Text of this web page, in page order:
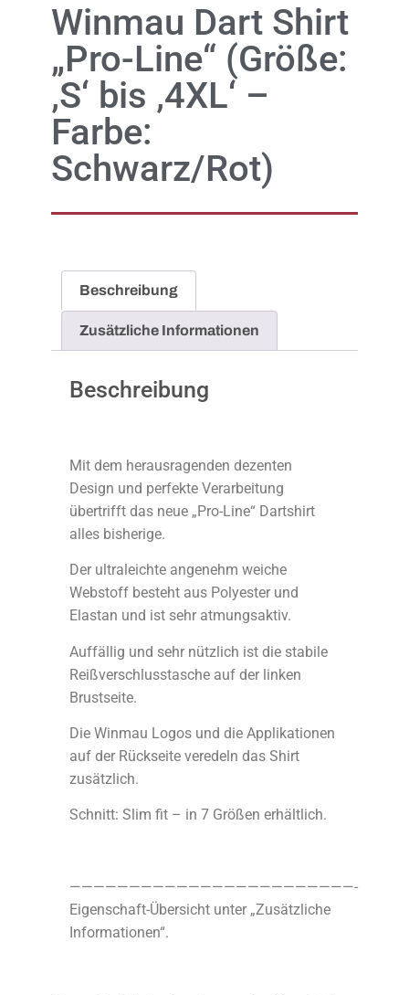
Winmau Dart Shirt
„Pro-Line“ (Größe:
‚S‘ bis ‚4XL‘ –
Farbe:
Schwarz/Rot)
Beschreibung
Zusätzliche Informationen
Beschreibung
Mit dem herausragenden dezenten
Design und perfekte Verarbeitung
übertrifft das neue „Pro-Line“ Dartshirt
alles bisherige.
Der ultraleichte angenehm weiche
Webstoff besteht aus Polyester und
Elastan und ist sehr atmungsaktiv.
Auffällig und sehr nützlich ist die stabile
Reißverschlusstasche auf der linken
Brustseite.
Die Winmau Logos und die Applikationen
auf der Rückseite veredeln das Shirt
zusätzlich.
Schnitt: Slim fit – in 7 Größen erhältlich.
————————————————————————-
Eigenschaft-Übersicht unter „Zusätzliche
Informationen“.